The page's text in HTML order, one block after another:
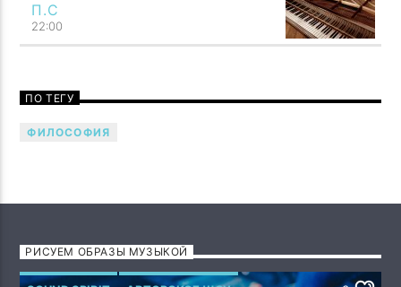
П.С
22:00
ПО ТЕГУ
ФИЛОСОФИЯ
РИСУЕМ ОБРАЗЫ МУЗЫКОЙ